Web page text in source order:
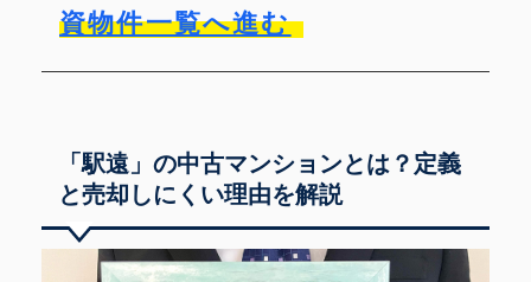
資物件一覧へ進む
「駅遠」の中古マンションとは？定義
と売却しにくい理由を解説